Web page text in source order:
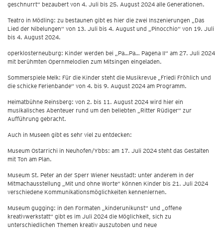
geschnurrt“ bezaubert von 4. Juli bis 25. August 2024 alle Generationen.
Teatro in Mödling: zu bestaunen gibt es hier die zwei Inszenierungen „Das
Lied der Nibelungen“ von 13. Juli bis 4. August und „Pinocchio“ von 19. Juli
bis 4. August 2024.
operklosterneuburg: Kinder werden bei „Pa…Pa… Pagena II“ am 27. Juli 2024
mit berühmten Opernmelodien zum Mitsingen eingeladen.
Sommerspiele Melk: Für die Kinder steht die Musikrevue „Friedi Fröhlich und
die schicke Ferienbande“ von 4. bis 9. August 2024 am Programm.
Heimatbühne Reinsberg: von 2. bis 11. August 2024 wird hier ein
musikalisches Abenteuer rund um den beliebten „Ritter Rüdiger“ zur
Aufführung gebracht.
Auch in Museen gibt es sehr viel zu entdecken:
Museum Ostarrichi in Neuhofen/Ybbs: am 17. Juli 2024 steht das Gestalten
mit Ton am Plan.
Museum St. Peter an der Sperr Wiener Neustadt: unter anderem in der
Mitmachausstellung „Mit und ohne Worte“ können Kinder bis 21. Juli 2024
verschiedene Kommunikationsmöglichkeiten kennenlernen.
Museum gugging: in den Formaten „kinderunikunst“ und „offene
kreativwerkstatt“ gibt es im Juli 2024 die Möglichkeit, sich zu
unterschiedlichen Themen kreativ auszutoben und neue